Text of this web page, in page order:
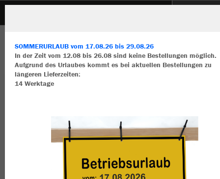
SOMMERURLAUB vom 17.08.26 bis 29.08.26
In der Zeit vom 12.08 bis 26.08 sind keine Bestellungen möglich.
Aufgrund des Urlaubes kommt es bei aktuellen Bestellungen zu
längeren Lieferzeiten:
14 Werktage
Wir verwenden Cookies
Alle akzeptieren
mehr Infos